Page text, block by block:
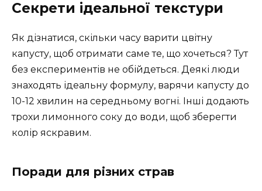
Секрети ідеальної текстури
Як дізнатися, скільки часу варити цвітну
капусту, щоб отримати саме те, що хочеться? Тут
без експериментів не обійдеться. Деякі люди
знаходять ідеальну формулу, варячи капусту до
10-12 хвилин на середньому вогні. Інші додають
трохи лимонного соку до води, щоб зберегти
колір яскравим.
Поради для різних страв